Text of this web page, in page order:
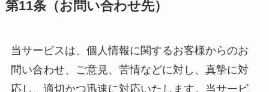
第11条（お問い合わせ先）
当サービスは、個人情報に関するお客様からのお
問い合わせ、ご意見、苦情などに対し、真摯に対
応し、適切かつ迅速に対応いたします。当サービ